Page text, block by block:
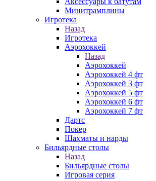
Минитрамплины
Игротека
Назад
Игротека
Аэрохоккей
Назад
Аэрохоккей
Аэрохоккей 4 фт
Аэрохоккей 3 фт
Аэрохоккей 5 фт
Аэрохоккей 6 фт
Аэрохоккей 7 фт
Дартс
Покер
Шахматы и нарды
Бильярдные столы
Назад
Бильярдные столы
Игровая серия